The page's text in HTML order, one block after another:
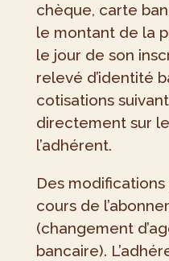
chèque, carte
le montant de la
le jour de son
relevé d’identité
cotisations
directement sur
l’adhérent.
Des
cours de
(changement
bancaire).